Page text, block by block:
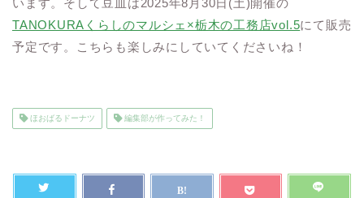
TANOKURAくらしのマルシェ×栃木の工務店vol.5にて販売
予定です。こちらも楽しみにしていてくださいね！
ほおばるドーナツ 編集部が作ってみた！